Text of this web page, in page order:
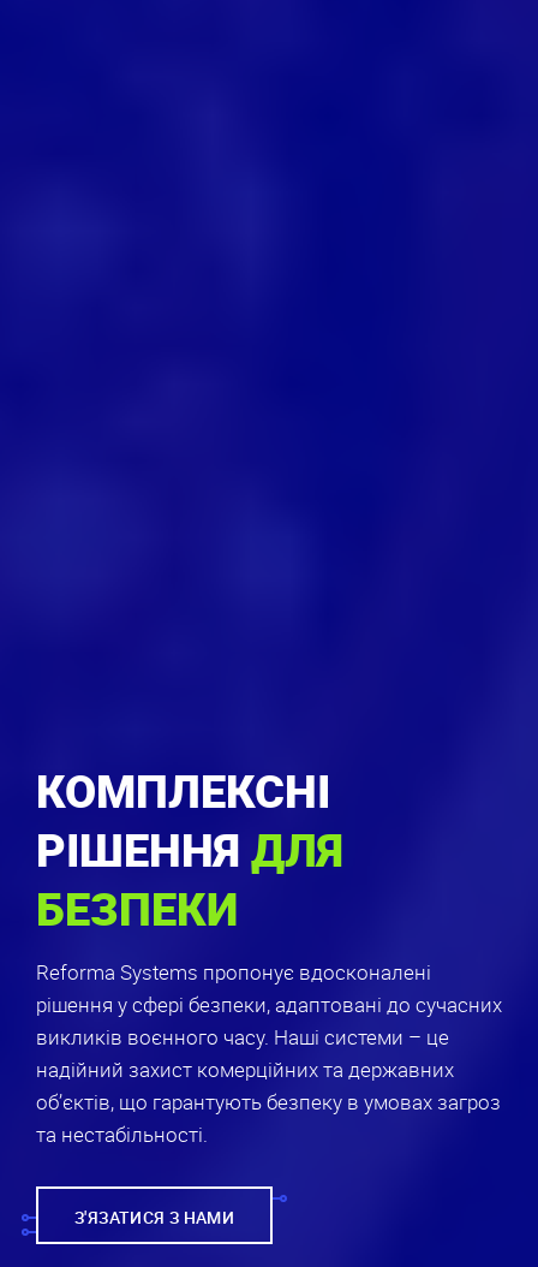
КОМПЛЕКСНІ
РІШЕННЯДЛЯ
БЕЗПЕКИ
Reforma Systems пропонує вдосконалені
рішення у сфері безпеки, адаптовані до сучасних
викликів воєнного часу. Наші системи – це
надійний захист комерційних та державних
об’єктів, що гарантують безпеку в умовах загроз
та нестабільності.
З'ЯЗАТИСЯ З НАМИ